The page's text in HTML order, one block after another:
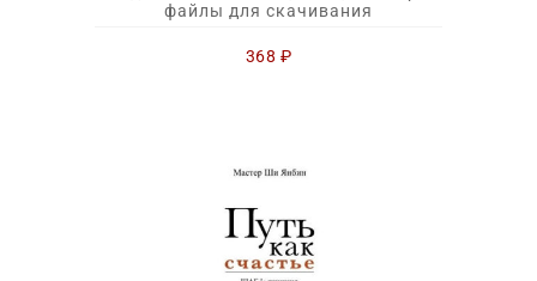
файлы для скачивания
368 ₽